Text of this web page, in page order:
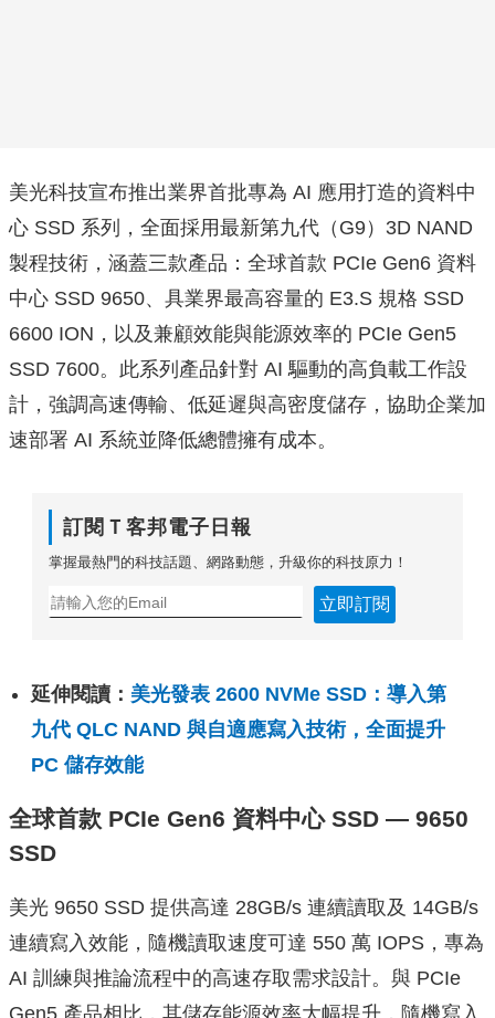
美光科技宣布推出業界首批專為 AI 應用打造的資料中
心 SSD 系列，全面採用最新第九代（G9）3D NAND
製程技術，涵蓋三款產品：全球首款 PCIe Gen6 資料
中心 SSD 9650、具業界最高容量的 E3.S 規格 SSD
6600 ION，以及兼顧效能與能源效率的 PCIe Gen5
SSD 7600。此系列產品針對 AI 驅動的高負載工作設
計，強調高速傳輸、低延遲與高密度儲存，協助企業加
速部署 AI 系統並降低總體擁有成本。
訂閱Ｔ客邦電子日報
掌握最熱門的科技話題、網路動態，升級你的科技原力！
立即訂閱
延伸閱讀： 美光發表 2600 NVMe SSD：導入第
九代 QLC NAND 與自適應寫入技術，全面提升
PC 儲存效能
全球首款 PCIe Gen6 資料中心 SSD — 9650
SSD
美光 9650 SSD 提供高達 28GB/s 連續讀取及 14GB/s
連續寫入效能，隨機讀取速度可達 550 萬 IOPS，專為
AI 訓練與推論流程中的高速存取需求設計。與 PCIe
Gen5 產品相比，其儲存能源效率大幅提升，隨機寫入